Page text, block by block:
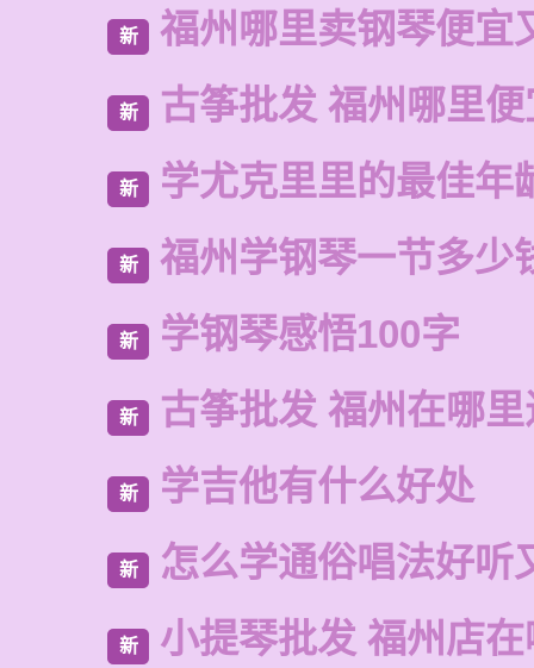
新 福州哪里卖钢琴便宜
新 古筝批发 福州哪里
新 学尤克里里的最佳年
新 福州学钢琴一节多少
新 学钢琴感悟100字
新 古筝批发 福州在哪
新 学吉他有什么好处
新 怎么学通俗唱法好听
新 小提琴批发 福州店